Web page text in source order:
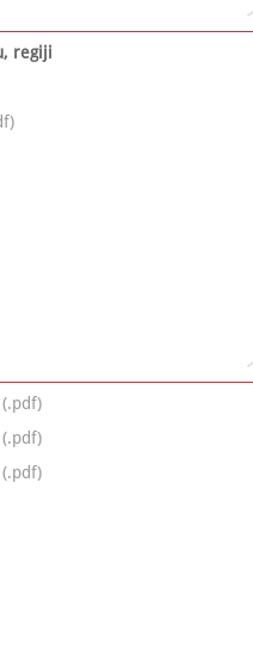
regiji
(.pdf)
(.pdf)
(.pdf)